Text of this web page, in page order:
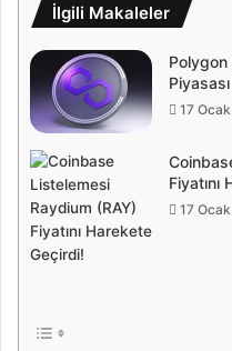
İlgili Makaleler
Polygon
17
Fiyatını
17